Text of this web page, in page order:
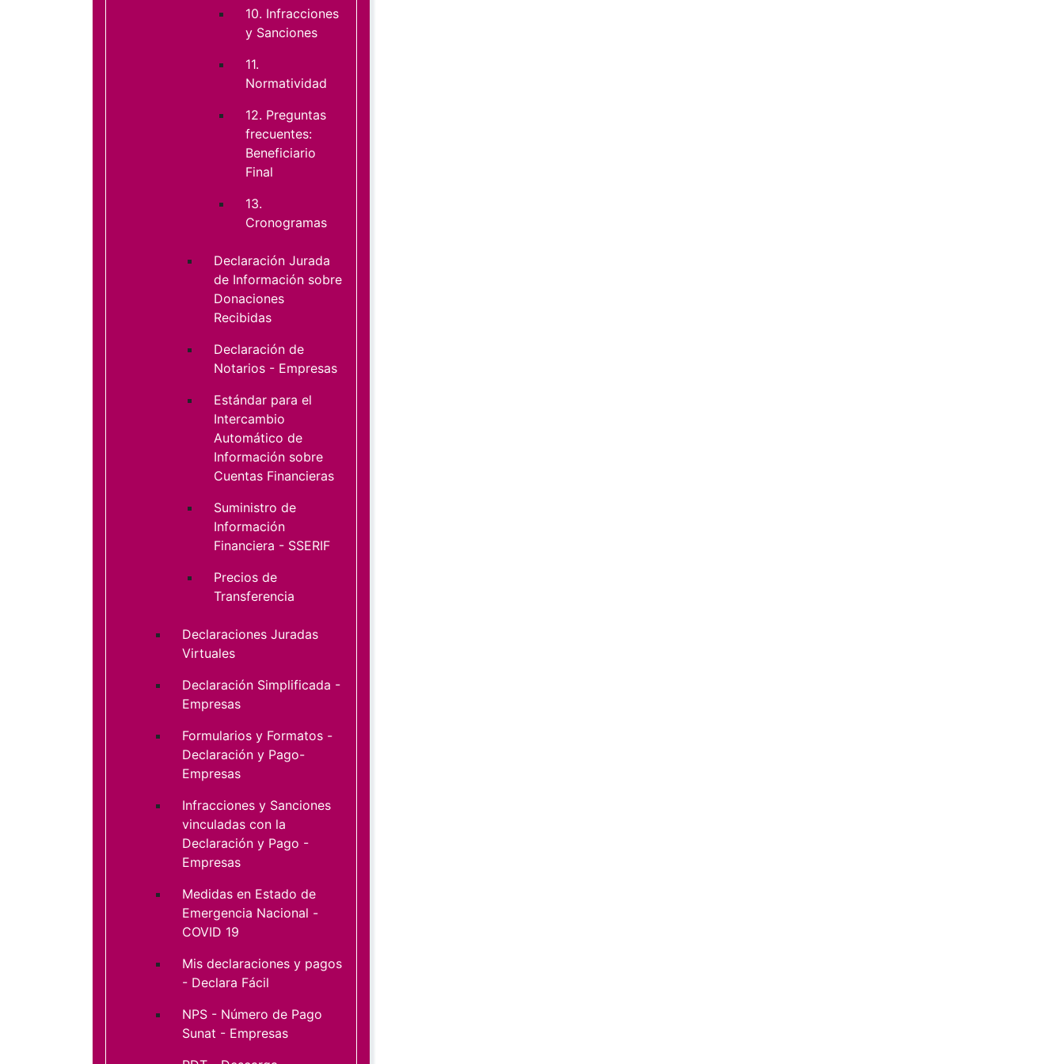
10. Infracciones
y Sanciones
11.
Normatividad
12. Preguntas
frecuentes:
Beneficiario
Final
13.
Cronogramas
Declaración Jurada
de Información sobre
Donaciones
Recibidas
Declaración de
Notarios - Empresas
Estándar para el
Intercambio
Automático de
Información sobre
Cuentas Financieras
Suministro de
Información
Financiera - SSERIF
Precios de
Transferencia
Declaraciones Juradas
Virtuales
Declaración Simplificada -
Empresas
Formularios y Formatos -
Declaración y Pago-
Empresas
Infracciones y Sanciones
vinculadas con la
Declaración y Pago -
Empresas
Medidas en Estado de
Emergencia Nacional -
COVID 19
Mis declaraciones y pagos
- Declara Fácil
NPS - Número de Pago
Sunat - Empresas